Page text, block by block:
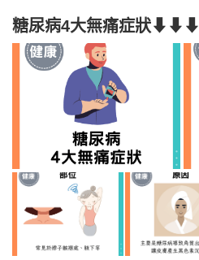
糖尿病4大無痛症狀⬇⬇⬇